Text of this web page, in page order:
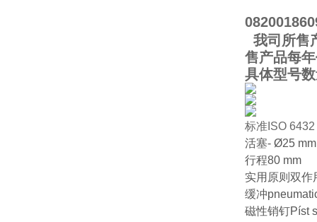
我司所售
售产品每
具体型号
标准ISO 6432
活塞- Ø25 mm
行程80 mm
实用原则双作
缓冲
磁性销钉Píst